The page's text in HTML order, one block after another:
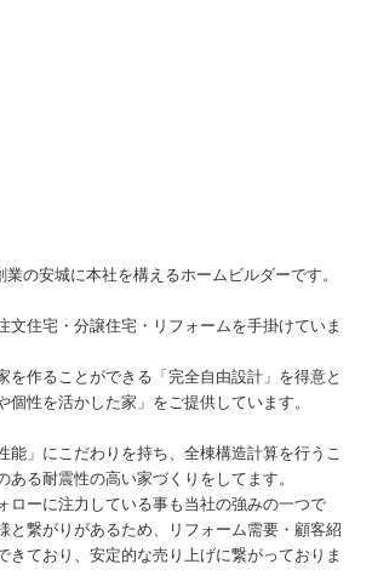
業の安城に本社を構えるホームビルダーです。
文住宅・分譲住宅・リフォームを手掛けていま
を作ることができる「完全自由設計」を得意と
個性を活かした家」をご提供しています。
能」にこだわりを持ち、全棟構造計算を行うこ
ある耐震性の高い家づくりをしてます。
ローに注力している事も当社の強みの一つで
と繋がりがあるため、リフォーム需要・顧客紹
きており、安定的な売り上げに繋がっておりま